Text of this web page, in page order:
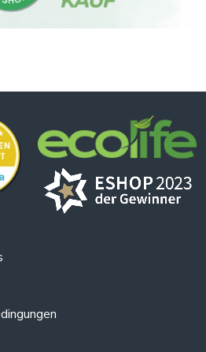
von Schweißbestandteilen
Körper nicht daran, das zu tun, was